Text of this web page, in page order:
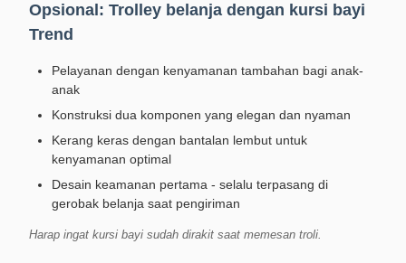
Opsional: Trolley belanja dengan kursi bayi
Trend
Pelayanan dengan kenyamanan tambahan bagi anak-
anak
Konstruksi dua komponen yang elegan dan nyaman
Kerang keras dengan bantalan lembut untuk
kenyamanan optimal
Desain keamanan pertama - selalu terpasang di
gerobak belanja saat pengiriman
Harap ingat kursi bayi sudah dirakit saat memesan troli.